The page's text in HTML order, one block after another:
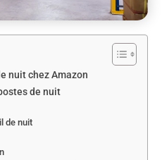
nuit chez Amazon
de nuit
de nuit